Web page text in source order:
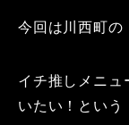
今回は川西町の
イチ推しメニュ
いたい！という